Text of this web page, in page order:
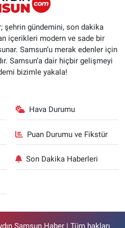
şehrin gündemini, son dakika
içerikleri modern ve sade bir
Samsun’u merak edenler için
Samsun’a dair hiçbir gelişmeyi
bizimle yakala!
Hava Durumu
Puan Durumu ve Fikstür
Son Dakika Haberleri
Samsun Haber | Tüm hakları